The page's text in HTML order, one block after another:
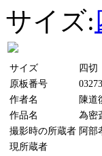
サイズ:
サイズ
四切
原板番号
03273
作者名
陳道
作品名
為密
撮影時の所蔵者 阿部
現所蔵者